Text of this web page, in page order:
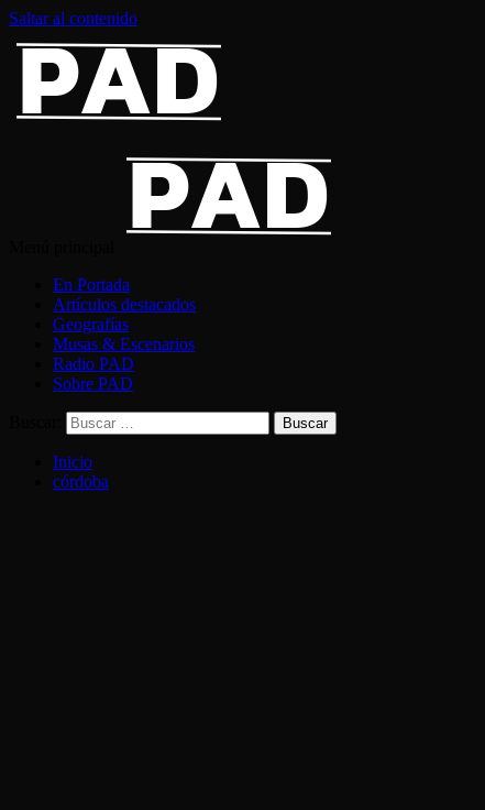
Saltar al contenido
En Portada
Artículos destacados
Geografías
Musas & Escenarios
Radio PAD
Sobre PAD
Inicio
córdoba